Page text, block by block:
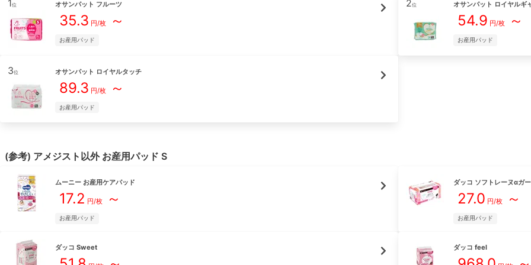
1位 オサンパット フルーツ
35.3 円/枚～
お産用パッド
2位 オサンパット ロイヤルギ
54.9 円/枚～
お産用パッド
3位 オサンパット ロイヤルタッチ
89.3 円/枚～
お産用パッド
(参考) アメジスト 以外 お産用パッド S
ムーニー お産用ケアパッド
17.2 円/枚～
お産用パッド
ダッコ ソフトレーヌαガ
27.0 円/枚～
お産用パッド
ダッコ Sweet ダッコ feel